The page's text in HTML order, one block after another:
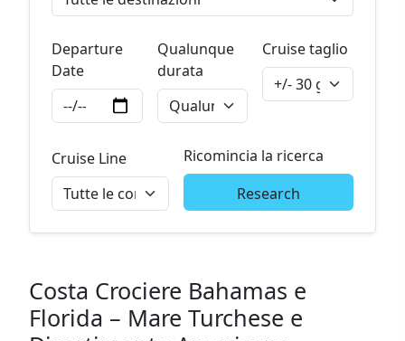
Departure
Date
Qualunque
durata
Cruise taglio
Cruise Line
Ricomincia la ricerca
Research
Costa Crociere Bahamas e
Florida – Mare Turchese e